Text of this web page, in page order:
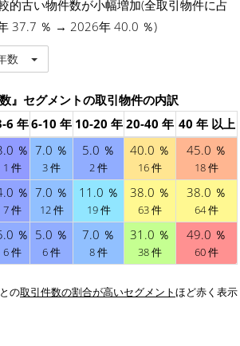
的古い物件数が小幅増加(全取引物件に占
37.7 ％ → 2026年 40.0 ％)
数
』セグメントの取引物件の内訳
6 年6-10 年 10-20 年 20-40 年 40 年 以上
％
1 件
7.0 ％
3 件
5.0 ％
2 件
40.0 ％
16 件
45.0 ％
18 件
％
7 件
7.0 ％
12 件
11.0 ％
19 件
38.0 ％
63 件
38.0 ％
64 件
％
6 件
5.0 ％
6 件
7.0 ％
8 件
31.0 ％
38 件
49.0 ％
60 件
の取引件数の割合が高いセグメントほど赤く表示